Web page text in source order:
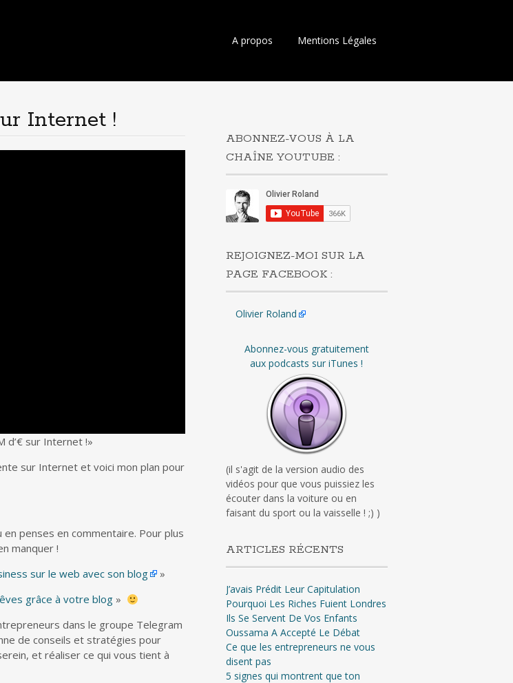
Aller
principal
A propos Mentions Légales
Internet !
d’€ sur Internet !»
sur Internet et voici mon plan pour
penses en commentaire. Pour plus
manquer !
sur le web avec son blog
»
grâce à votre blog »
dans le groupe Telegram
de conseils et stratégies pour
et réaliser ce qui vous tient à
ABONNEZ-VOUS À LA
CHAÎNE YOUTUBE :
REJOIGNEZ-MOI SUR LA
PAGE FACEBOOK :
Olivier Roland
Abonnez-vous gratuitement
aux podcasts sur iTunes !
(il s'agit de la version audio des
vidéos pour que vous puissiez les
écouter dans la voiture ou en
faisant du sport ou la vaisselle ! ;) )
ARTICLES RÉCENTS
J’avais Prédit Leur Capitulation
Pourquoi Les Riches Fuient Londres
Ils Se Servent De Vos Enfants
Oussama A Accepté Le Débat
Ce que les entrepreneurs ne vous
disent pas
5 signes qui montrent que ton